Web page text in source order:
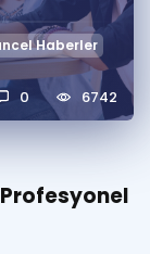
Haberler
0 6742